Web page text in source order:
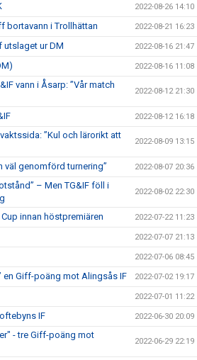
2022-08-26 14:10
bortavann i Trollhättan 2022-08-21 16:23
utslaget ur DM 2022-08-16 21:47
2022-08-16 11:08
vann i Åsarp: ”Vår match
2022-08-12 21:30
2022-08-12 16:18
”Kul och lärorikt att
2022-08-09 13:15
väl genomförd turnering” 2022-08-07 20:36
– Men TG&IF föll i
2022-08-02 22:30
innan höstpremiären 2022-07-22 11:23
2022-07-07 21:13
2022-07-06 08:45
en Giff-poäng mot Alingsås IF 2022-07-02 19:17
2022-07-01 11:22
IF 2022-06-30 20:09
- tre Giff-poäng mot
2022-06-29 22:19